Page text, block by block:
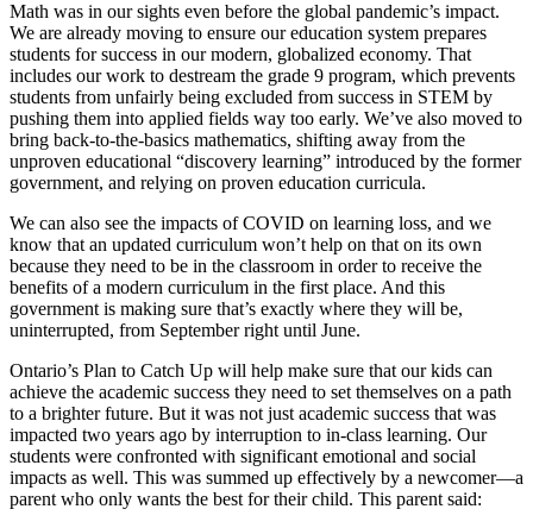
Math was in our sights even before the global pandemic’s impact.
We are already moving to ensure our education system prepares
students for success in our modern, globalized economy. That
includes our work to destream the grade 9 program, which prevents
students from unfairly being excluded from success in STEM by
pushing them into applied fields way too early. We’ve also moved to
bring back-to-the-basics mathematics, shifting away from the
unproven educational “discovery learning” introduced by the former
government, and relying on proven education curricula.
We can also see the impacts of COVID on learning loss, and we
know that an updated curriculum won’t help on that on its own
because they need to be in the classroom in order to receive the
benefits of a modern curriculum in the first place. And this
government is making sure that’s exactly where they will be,
uninterrupted, from September right until June.
Ontario’s Plan to Catch Up will help make sure that our kids can
achieve the academic success they need to set themselves on a path
to a brighter future. But it was not just academic success that was
impacted two years ago by interruption to in-class learning. Our
students were confronted with significant emotional and social
impacts as well. This was summed up effectively by a newcomer—a
parent who only wants the best for their child. This parent said: